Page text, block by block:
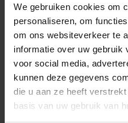
We gebruiken cookies om
personaliseren, om
om ons websiteverkeer te
informatie over uw gebruik
voor social media,
kunnen deze gegevens
die u aan ze heeft
basis van uw gebruik van
PRODUCTEN